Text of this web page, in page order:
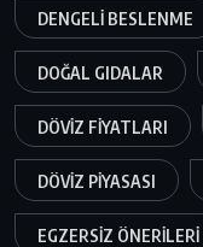
DENGELI BESLENME
DOĞAL GIDALAR
DÖVIZ FIYATLARI
DÖVIZ PIYASASI
EGZERSIZ ÖNERILERI